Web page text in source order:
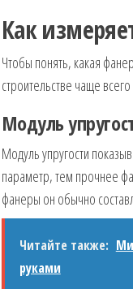
Как
Чтобы понять, какая
строительстве чаще
Модуль
Модуль упругости
параметр, тем прочнее
фанеры он обычно
Читайте также:
руками